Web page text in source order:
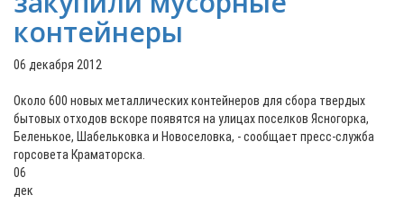
контейнеры
06 декабря 2012
Около 600 новых металлических контейнеров для сбора твердых
бытовых отходов вскоре появятся на улицах поселков Ясногорка,
Беленькое, Шабельковка и Новоселовка, - сообщает пресс-служба
горсовета Краматорска.
06
дек